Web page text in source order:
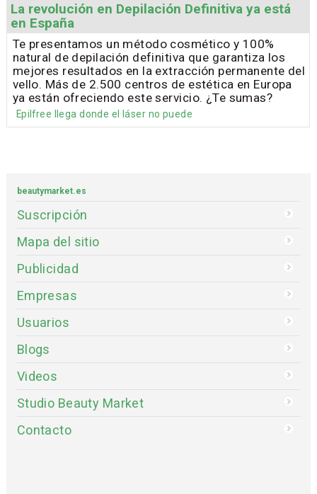
La revolución en Depilación Definitiva ya está
en España
Te presentamos un método cosmético y 100%
natural de depilación definitiva que garantiza los
mejores resultados en la extracción permanente del
vello. Más de 2.500 centros de estética en Europa
ya están ofreciendo este servicio. ¿Te sumas?
Epilfree llega donde el láser no puede
beautymarket.es
Suscripción
Mapa del sitio
Publicidad
Empresas
Usuarios
Blogs
Videos
Studio Beauty Market
Contacto